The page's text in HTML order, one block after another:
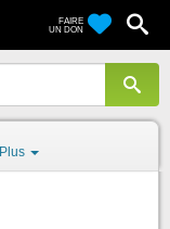
FAIRE
UN DON
Plus